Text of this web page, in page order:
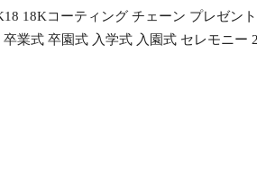
18Kコーティング チェーン プレゼン
業式 卒園式 入学式 入園式 セレモニー